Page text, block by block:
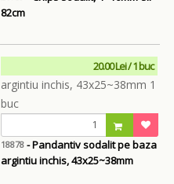
82cm
20.00 Lei / 1 buc
18878- Pandantiv sodalit pe baza
argintiu inchis, 43x25~38mm